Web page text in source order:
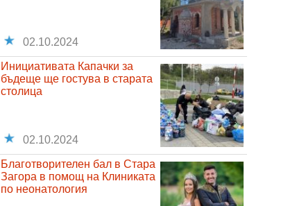
02.10.2024
Инициативата Капачки за
бъдеще ще гостува в старата
столица
02.10.2024
Благотворителен бал в Стара
Загора в помощ на Клиниката
по неонатология